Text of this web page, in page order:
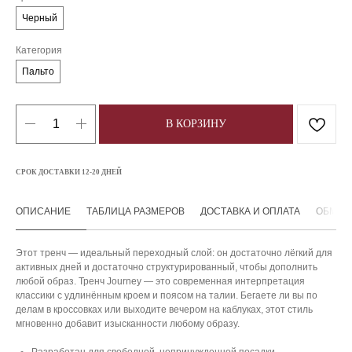
Черный
Категория
Пальто
В КОРЗИНУ
СРОК ДОСТАВКИ 12-20 ДНЕЙ
ОПИСАНИЕ ТАБЛИЦА РАЗМЕРОВ ДОСТАВКА И ОПЛАТА ОБМЕН
Этот тренч — идеальный переходный слой: он достаточно лёгкий для
активных дней и достаточно структурированный, чтобы дополнить
любой образ. Тренч Journey — это современная интерпретация
классики с удлинённым кроем и поясом на талии. Бегаете ли вы по
делам в кроссовках или выходите вечером на каблуках, этот стиль
мгновенно добавит изысканности любому образу.